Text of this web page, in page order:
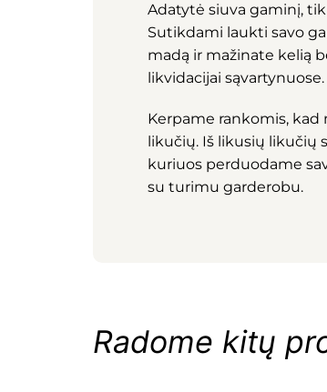
Adatytė siuva gaminį,
Sutikdami laukti savo
madą ir mažinate kelią
likvidacijai sąvartynuose.
Kerpame rankomis,
likučių. Iš likusių likučių
kuriuos perduodame
su turimu garderobu.
Radome kitų